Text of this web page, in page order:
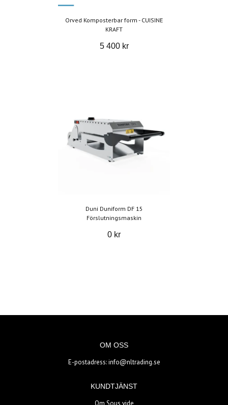
Orved Komposterbar form - CUISINE
KRAFT
5 400 kr
Duni Duniform DF 15
Förslutningsmaskin
0 kr
OM OSS
E-postadress:info@nltrading.se
KUNDTJÄNST
Om Sous vide